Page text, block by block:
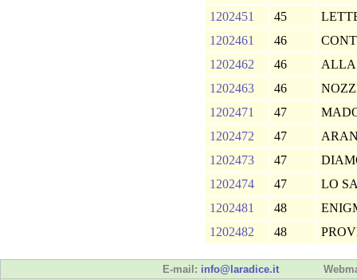
1202451
45
1202461
46
1202462
46
1202463
46
1202471
47
1202472
47
1202473
47
1202474
47
LO
1202481
48
1202482
48
E-mail: info@laradice.it